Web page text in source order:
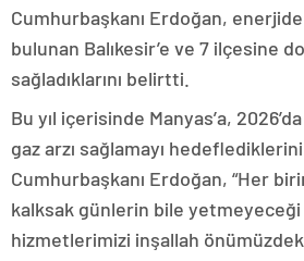
Cumhurbaşkanı Erdoğan,
bulunan Balıkesir’e ve 7 ilçesine
sağladıklarını belirtti.
Bu yıl içerisinde Manyas’a,
gaz arzı sağlamayı
Cumhurbaşkanı Erdoğan, “Her
kalksak günlerin bile
hizmetlerimizi inşallah